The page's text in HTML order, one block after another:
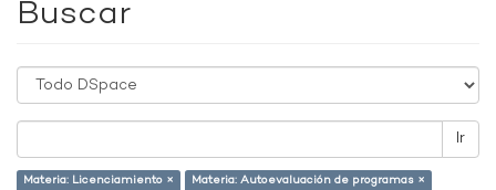
Buscar
Ir
Materia: Licenciamiento ×
Materia: Autoevaluación de programas ×